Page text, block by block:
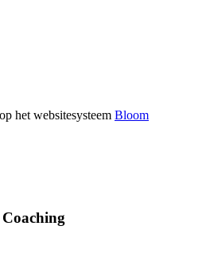
het websitesysteem Bloom